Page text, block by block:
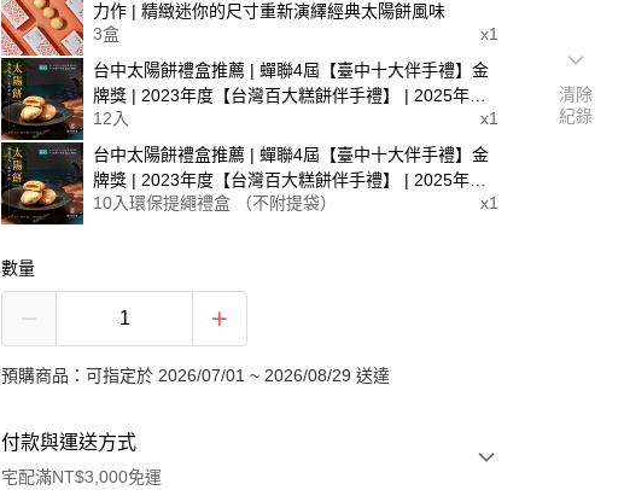
力作 | 精緻迷你的尺寸重新演繹經典太陽餅風味
3盒
x1
台中太陽餅禮盒推薦 | 蟬聯4屆【臺中十大伴手禮】金
牌獎 | 2023年度【台灣百大糕餅伴手禮】 | 2025年度
【台灣烘焙大賞 TOP 30】
12入
x1
台中太陽餅禮盒推薦 | 蟬聯4屆【臺中十大伴手禮】金
牌獎 | 2023年度【台灣百大糕餅伴手禮】 | 2025年度
【台灣烘焙大賞 TOP 30】
10入環保提繩禮盒 （不附提袋） x1
數量
預購商品：可指定於 2026/07/01 ~ 2026/08/29 送達
付款與運送方式
宅配滿NT$3,000免運
清除
紀錄